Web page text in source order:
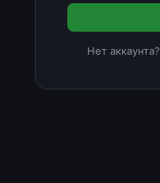
Нет аккаунта?